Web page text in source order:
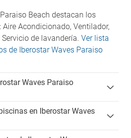
Beach destacan los
Acondicionado, Ventilador,
de lavandería. Ver lista
de Iberostar Waves Paraiso
Waves Paraiso
en Iberostar Waves